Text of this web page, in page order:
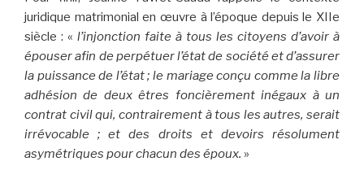
juridique matrimonial en œuvre à l’époque depuis le XIIe
siècle : « l’injonction faite à tous les citoyens d’avoir à
épouser afin de perpétuer l’état de société et d’assurer
la puissance de l’état ; le mariage conçu comme la libre
adhésion de deux êtres foncièrement inégaux à un
contrat civil qui, contrairement à tous les autres, serait
irrévocable ; et des droits et devoirs résolument
asymétriques pour chacun des époux. »